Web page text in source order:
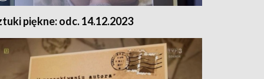
piękne: odc. 14.12.2023